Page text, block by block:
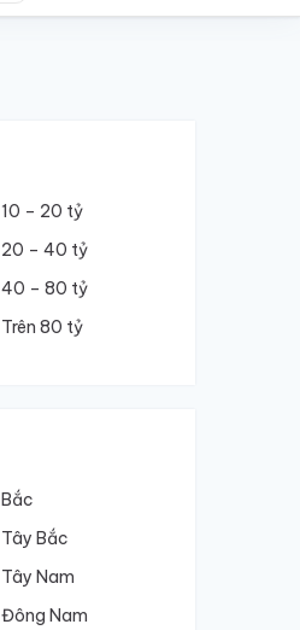
10 – 20 tỷ
20 – 40 tỷ
40 – 80 tỷ
Trên 80 tỷ
Bắc
Tây Bắc
Tây Nam
Đông Nam